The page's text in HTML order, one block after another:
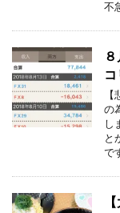
不
の
し
と
で